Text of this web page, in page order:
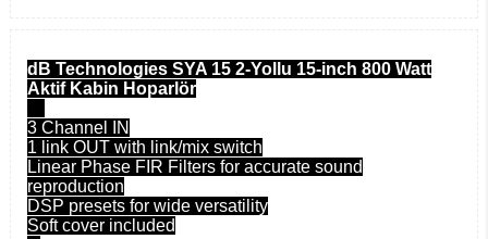
dB Technologies SYA 15 2-Yollu 15-inch 800 Watt
Aktif Kabin Hoparlör
3 Channel IN
1 link OUT with link/mix switch
Linear Phase FIR Filters for accurate sound
reproduction
DSP presets for wide versatility
Soft cover included